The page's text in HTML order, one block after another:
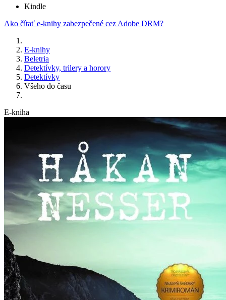
Kindle
Ako čítať e-knihy zabezpečené cez Adobe DRM?
E-knihy
Beletria
Detektívky, trilery a horory
Detektívky
Všeho do času
E-kniha